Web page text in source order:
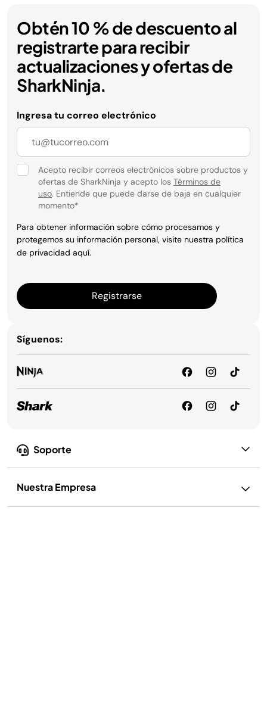
Soporte
Nuestra Empresa
Obtén 10 % de descuento al
registrarte para recibir
actualizaciones y ofertas de
SharkNinja.
Ingresa tu correo electrónico
Acepto recibir correos electrónicos sobre productos y
ofertas de SharkNinja y acepto los Términos de
uso. Entiende que puede darse de baja en cualquier
momento*
Para obtener información sobre cómo procesamos y
protegemos su información personal, visite nuestra política
de privacidad aquí.
Registrarse
Síguenos: